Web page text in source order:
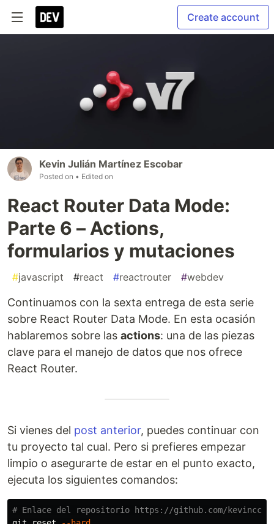
Create account
Kevin Julián Martínez Escobar
Posted on • Edited on
React Router Data Mode:
Parte 6 – Actions,
formularios y mutaciones
#javascript #react #reactrouter #webdev
Continuamos con la sexta entrega de esta serie
sobre React Router Data Mode. En esta ocasión
hablaremos sobre las actions: una de las piezas
clave para el manejo de datos que nos ofrece
React Router.
Si vienes del post anterior, puedes continuar con
tu proyecto tal cual. Pero si prefieres empezar
limpio o asegurarte de estar en el punto exacto,
ejecuta los siguientes comandos:
# Enlace del repositorio https://github.com/